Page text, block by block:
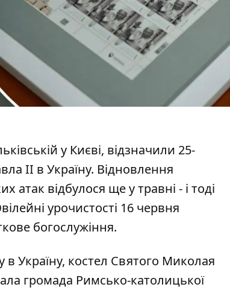
у Києві, відзначили 25-
ІІ в Україну. Відновлення
атак відбулося ще у травні - і тоді
урочистості 16 червня
богослужіння.
в Україну, костел Святого Миколая
громада Римсько-католицької